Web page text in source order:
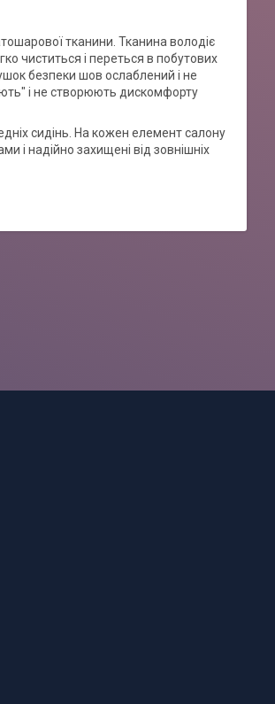
тканини. Тканина володіє
чиститься і переться в побутових
безпеки шов ослаблений і не
і не створюють дискомфорту
сидінь. На кожен елемент салону
і надійно захищені від зовнішніх